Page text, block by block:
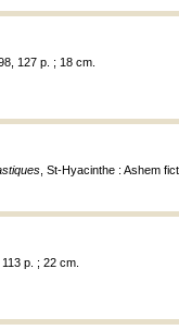
127 p. ; 18 cm.
, St-Hyacinthe : Ashem
p. ; 22 cm.